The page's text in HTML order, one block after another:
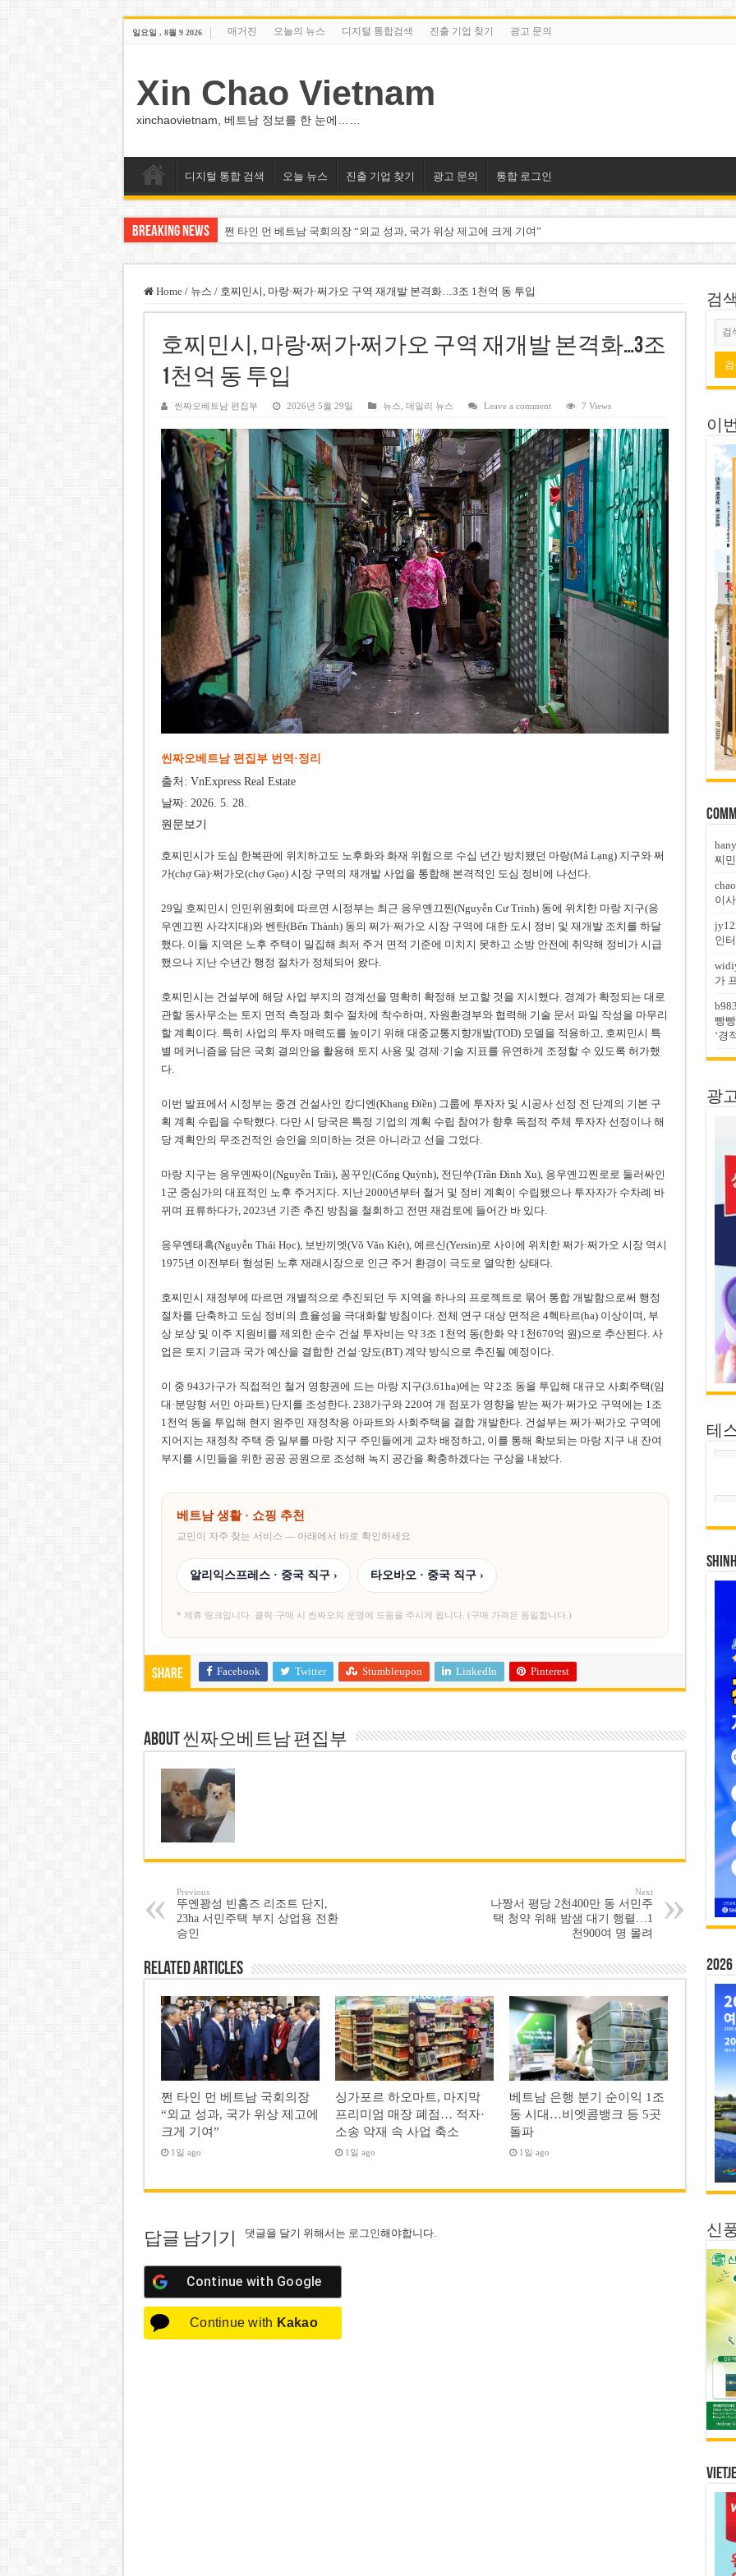
일요일 , 8월 9 2026 매거진 오늘의 뉴스 디지털 통합검색 진출 기업 찾기 광고 문의
Xin Chao Vietnam
xinchaovietnam, 베트남 정보를 한 눈에……
디지털 통합 검색 오늘 뉴스 진출 기업 찾기 광고 문의 통합 로그인
Breaking News 쩐 타인 먼 베트남 국회의장 “외교 성과, 국가 위상 제고에 크게 기여”
베트남 은행 분기 순이익 1조 동 시대…비엣콤뱅크 등 5곳 돌파
PNJ, 다이아몬드 밀수 여파에 2분기 적자… 10월 임시 주총 개최
팜 녓 브엉 빈그룹 회장 딸, 그룹 계열사 경영에 첫 등장
케펠, 투티엠 엠파이어시티 지분 전량 2억7000만 달러에 매각
베트남 MB은행, 2026년 수익 목표 자신…부동산 대출 비율 13% 고수
베트남주식 HAT, 15년 연속 현금 배당…주당 3,000동 지급
‘1,000억 달러 남북고속철 투자’ 호언장담 메콜로르 회장 체포
베트남 세무당국, 납세자 정보 공개 기준·절차 명확화
Home / 뉴스 / 호찌민시, 마랑·쩌가·쩌가오 구역 재개발 본격화…3조 1천억 동 투입
호찌민시, 마랑·쩌가·쩌가오 구역 재개발 본격화…3조
1천억 동 투입
씬짜오베트남 편집부 2026년 5월 29일 뉴스 데일리 뉴스 Leave a comment 7 Views
씬짜오베트남 편집부 번역·정리
출처: VnExpress Real Estate
날짜: 2026. 5. 28.
원문보기
호찌민시가 도심 한복판에 위치하고도 노후화와 화재 위험으로 수십 년간 방치됐던 마랑(Mả Lạng) 지구와 쩌
가(chợ Gà)·쩌가오(chợ Gạo) 시장 구역의 재개발 사업을 통합해 본격적인 도심 정비에 나선다.
29일 호찌민시 인민위원회에 따르면 시정부는 최근 응우옌끄찐(Nguyễn Cư Trinh) 동에 위치한 마랑 지구(응
우옌끄찐 사각지대)와 벤탄(Bến Thành) 동의 쩌가·쩌가오 시장 구역에 대한 도시 정비 및 재개발 조치를 하달
했다. 이들 지역은 노후 주택이 밀집해 최저 주거 면적 기준에 미치지 못하고 소방 안전에 취약해 정비가 시급
했으나 지난 수년간 행정 절차가 정체되어 왔다.
호찌민시는 건설부에 해당 사업 부지의 경계선을 명확히 확정해 보고할 것을 지시했다. 경계가 확정되는 대로
관할 동사무소는 토지 면적 측정과 회수 절차에 착수하며, 자원환경부와 협력해 기술 문서 파일 작성을 마무리
할 계획이다. 특히 사업의 투자 매력도를 높이기 위해 대중교통지향개발(TOD) 모델을 적용하고, 호찌민시 특
별 메커니즘을 담은 국회 결의안을 활용해 토지 사용 및 경제·기술 지표를 유연하게 조정할 수 있도록 허가했
다.
이번 발표에서 시정부는 중견 건설사인 캉디엔(Khang Điền) 그룹에 투자자 및 시공사 선정 전 단계의 기본 구
획 계획 수립을 수탁했다. 다만 시 당국은 특정 기업의 계획 수립 참여가 향후 독점적 주체 투자자 선정이나 해
당 계획안의 무조건적인 승인을 의미하는 것은 아니라고 선을 그었다.
마랑 지구는 응우옌짜이(Nguyễn Trãi), 꽁꾸인(Cống Quỳnh), 전딘쑤(Trần Đình Xu), 응우옌끄찐로로 둘러싸인
1군 중심가의 대표적인 노후 주거지다. 지난 2000년부터 철거 및 정비 계획이 수립됐으나 투자자가 수차례 바
뀌며 표류하다가, 2023년 기존 추진 방침을 철회하고 전면 재검토에 들어간 바 있다.
응우옌태혹(Nguyễn Thái Học), 보반끼엣(Võ Văn Kiệt), 예르신(Yersin)로 사이에 위치한 쩌가·쩌가오 시장 역시
1975년 이전부터 형성된 노후 재래시장으로 인근 주거 환경이 극도로 열악한 상태다.
호찌민시 재정부에 따르면 개별적으로 추진되던 두 지역을 하나의 프로젝트로 묶어 통합 개발함으로써 행정
절차를 단축하고 도심 정비의 효율성을 극대화할 방침이다. 전체 연구 대상 면적은 4헥타르(ha) 이상이며, 부
상 보상 및 이주 지원비를 제외한 순수 건설 투자비는 약 3조 1천억 동(한화 약 1천670억 원)으로 추산된다. 사
업은 토지 기금과 국가 예산을 결합한 건설·양도(BT) 계약 방식으로 추진될 예정이다.
이 중 943가구가 직접적인 철거 영향권에 드는 마랑 지구(3.61ha)에는 약 2조 동을 투입해 대규모 사회주택(임
대·분양형 서민 아파트) 단지를 조성한다. 238가구와 220여 개 점포가 영향을 받는 쩌가·쩌가오 구역에는 1조
1천억 동을 투입해 현지 원주민 재정착용 아파트와 사회주택을 결합 개발한다. 건설부는 쩌가·쩌가오 구역에
지어지는 재정착 주택 중 일부를 마랑 지구 주민들에게 교차 배정하고, 이를 통해 확보되는 마랑 지구 내 잔여
부지를 시민들을 위한 공공 공원으로 조성해 녹지 공간을 확충하겠다는 구상을 내놨다.
베트남 생활 · 쇼핑 추천
교민이 자주 찾는 서비스 — 아래에서 바로 확인하세요
알리익스프레스 · 중국 직구 › 타오바오 · 중국 직구 ›
* 제휴 링크입니다. 클릭·구매 시 씬짜오의 운영에 도움을 주시게 됩니다. (구매 가격은 동일합니다.)
Share Facebook Twitter Stumbleupon LinkedIn Pinterest
About 씬짜오베트남 편집부
Previous
뚜옌꽝성 빈홈즈 리조트 단지,
23ha 서민주택 부지 상업용 전환
승인
Next
나짱서 평당 2천400만 동 서민주
택 청약 위해 밤샘 대기 행렬…1
천900여 명 몰려
Related Articles
쩐 타인 먼 베트남 국회의장
“외교 성과, 국가 위상 제고에
크게 기여”
1일 ago
싱가포르 하오마트, 마지막
프리미엄 매장 폐점… 적자·
소송 악재 속 사업 축소
1일 ago
베트남 은행 분기 순이익 1조
동 시대…비엣콤뱅크 등 5곳
돌파
1일 ago
답글 남기기 댓글을 달기 위해서는 로그인해야합니다.
Continue with Google
Continue with Kakao
검
이
찌
이
인
가
빵
‘경
광
테
신